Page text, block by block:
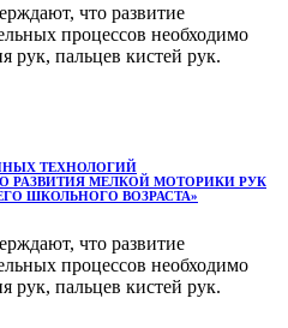
что развитие
процессов необходимо
рук, пальцев кистей рук.
ТЕХНОЛОГИЙ
РАЗВИТИЯ МЕЛКОЙ МОТОРИКИ РУК
ШКОЛЬНОГО ВОЗРАСТА»
что развитие
процессов необходимо
рук, пальцев кистей рук.